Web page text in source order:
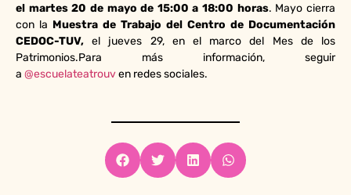
el martes 20 de mayo de 15:00 a 18:00 horas. Mayo cierra
con la Muestra de Trabajo del Centro de Documentación
CEDOC-TUV,el jueves 29, en el marco del Mes de los
Patrimonios.Para más información, seguir
a @escuelateatrouven redes sociales.